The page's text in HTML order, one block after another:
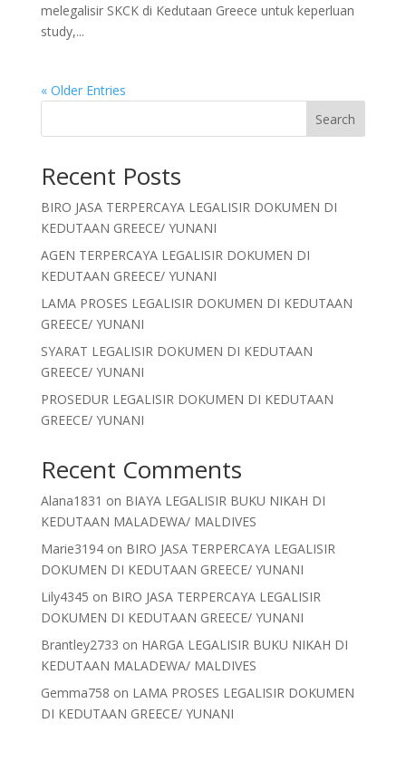
melegalisir SKCK di Kedutaan Greece untuk keperluan
study,...
« Older Entries
Search
Recent Posts
BIRO JASA TERPERCAYA LEGALISIR DOKUMEN DI
KEDUTAAN GREECE/ YUNANI
AGEN TERPERCAYA LEGALISIR DOKUMEN DI
KEDUTAAN GREECE/ YUNANI
LAMA PROSES LEGALISIR DOKUMEN DI KEDUTAAN
GREECE/ YUNANI
SYARAT LEGALISIR DOKUMEN DI KEDUTAAN
GREECE/ YUNANI
PROSEDUR LEGALISIR DOKUMEN DI KEDUTAAN
GREECE/ YUNANI
Recent Comments
Alana1831 on BIAYA LEGALISIR BUKU NIKAH DI
KEDUTAAN MALADEWA/ MALDIVES
Marie3194on BIRO JASA TERPERCAYA LEGALISIR
DOKUMEN DI KEDUTAAN GREECE/ YUNANI
Lily4345 on BIRO JASA TERPERCAYA LEGALISIR
DOKUMEN DI KEDUTAAN GREECE/ YUNANI
Brantley2733 on HARGA LEGALISIR BUKU NIKAH DI
KEDUTAAN MALADEWA/ MALDIVES
Gemma758 on LAMA PROSES LEGALISIR DOKUMEN
DI KEDUTAAN GREECE/ YUNANI